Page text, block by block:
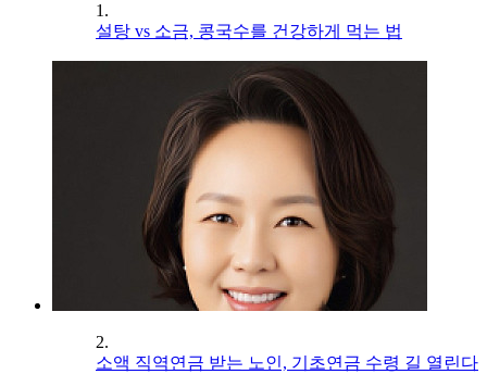
1.
설탕 vs 소금, 콩국수를 건강하게 먹는 법
2.
소액 직역연금 받는 노인, 기초연금 수령 길 열린다